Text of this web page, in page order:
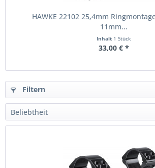
HAWKE 22102 25,4mm
11mm...
Inhalt 1 Stück
33,00 € *
Filtern